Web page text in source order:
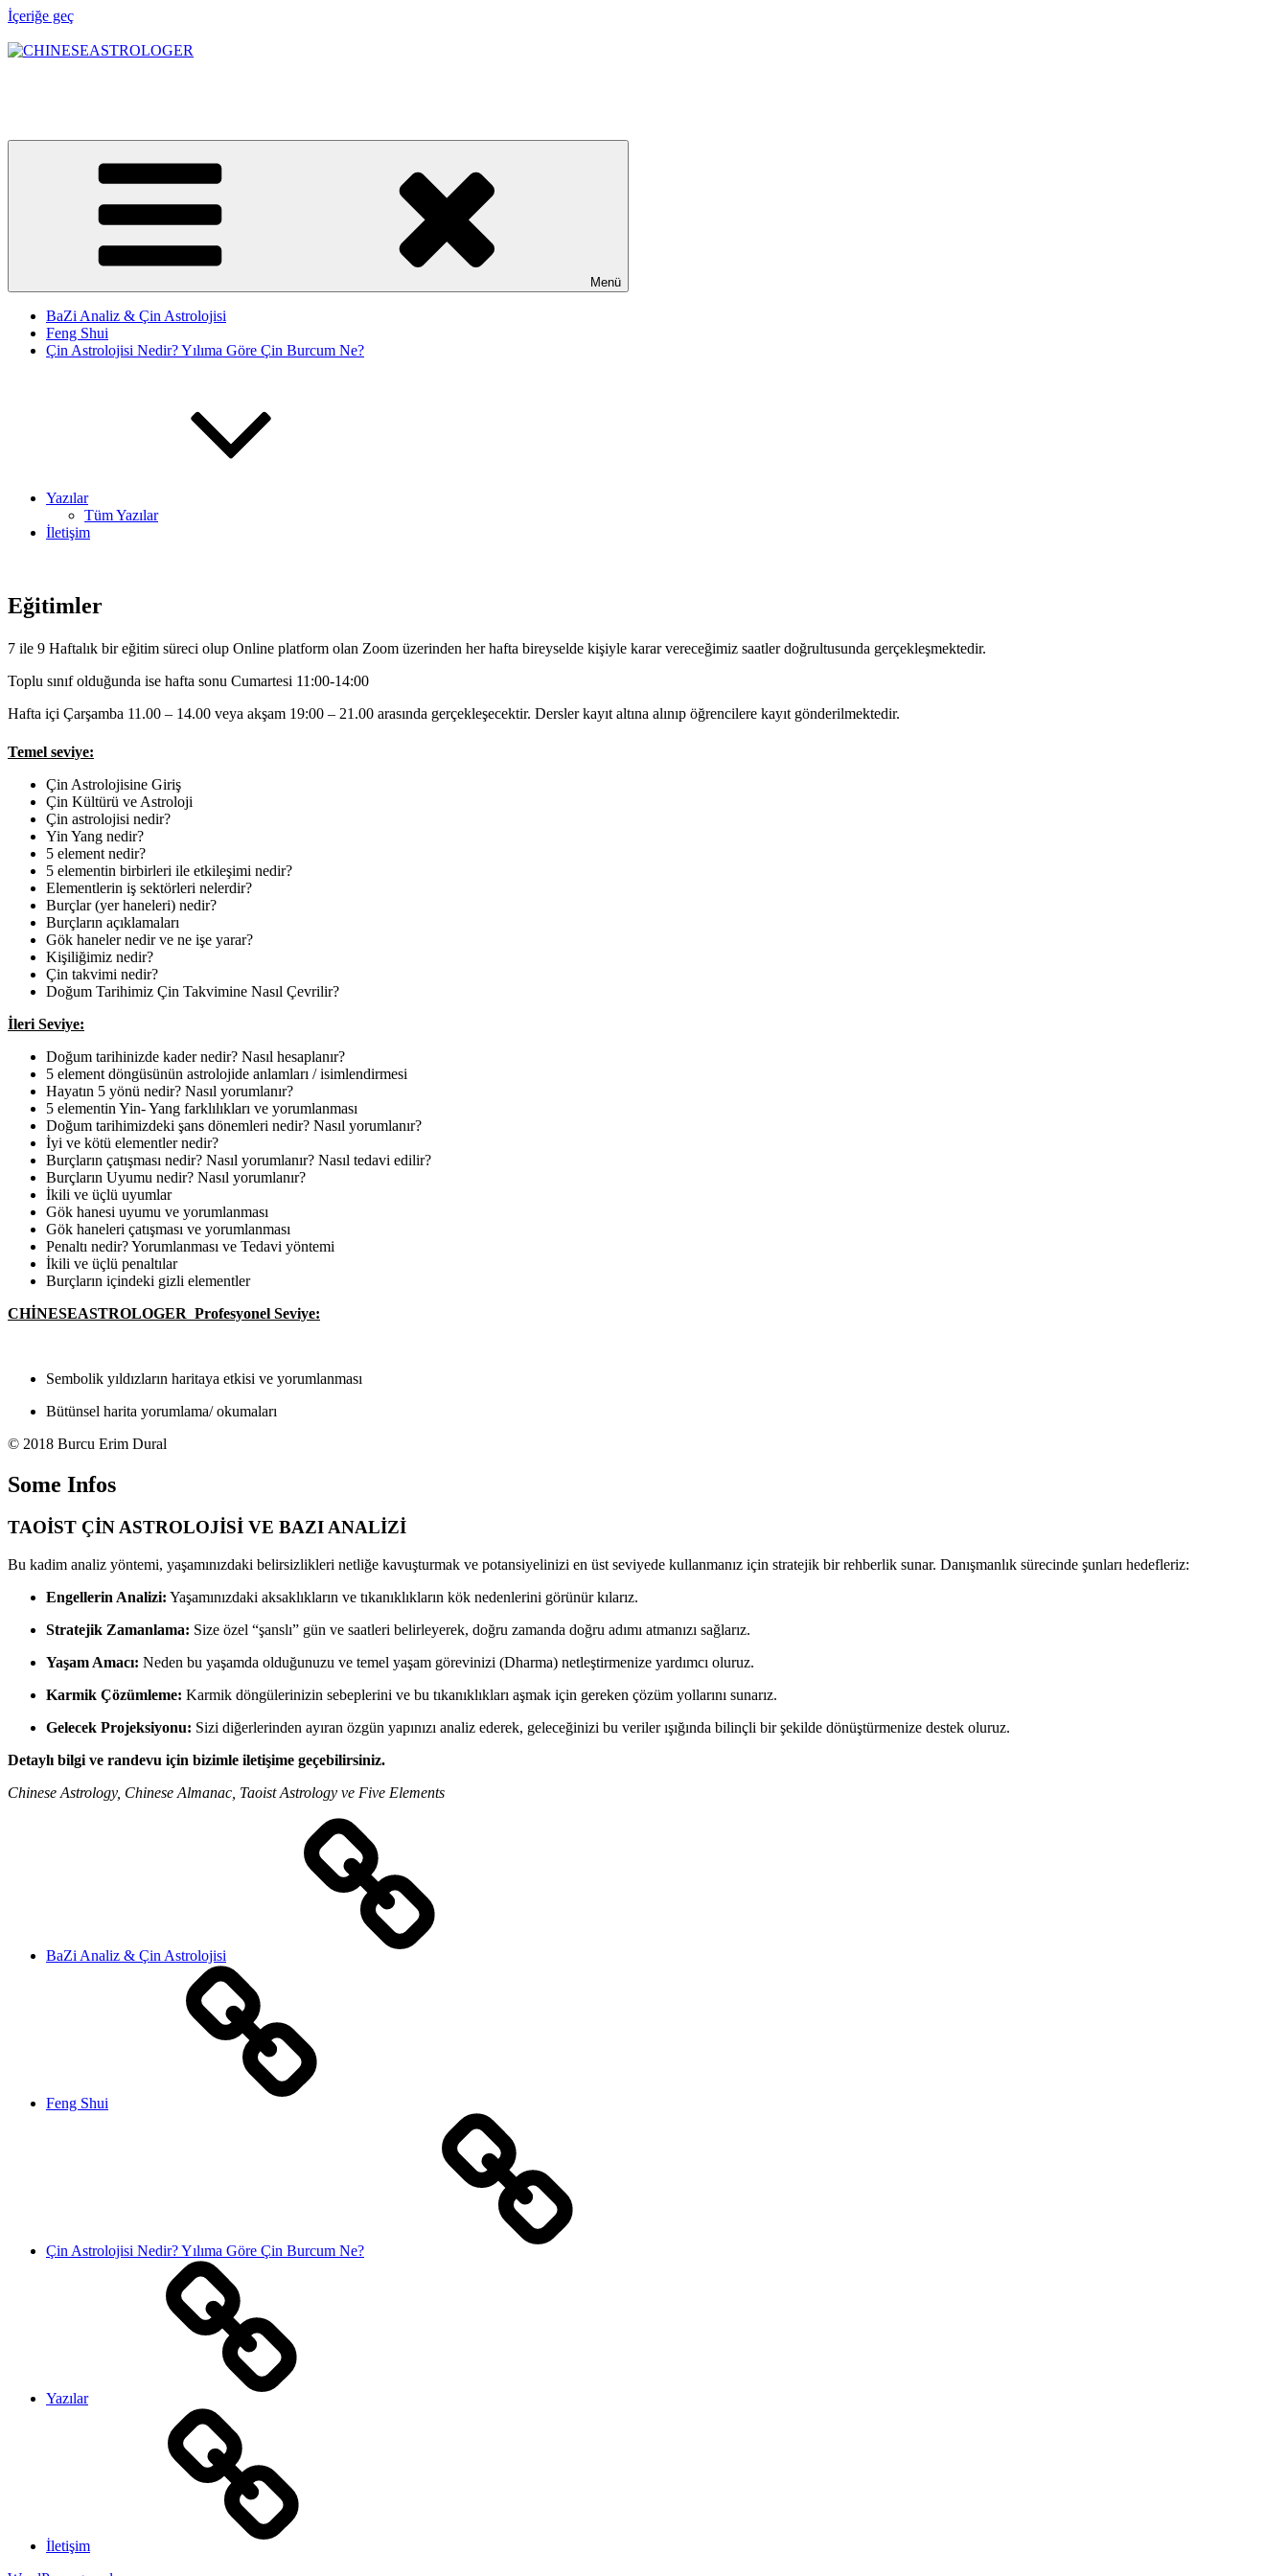
İçeriğe geç
Menü
BaZi Analiz & Çin Astrolojisi
Feng Shui
Çin Astrolojisi Nedir? Yılıma Göre Çin Burcum Ne?
Yazılar
Tüm Yazılar
İletişim
Eğitimler
7 ile 9 Haftalık bir eğitim süreci olup Online platform olan Zoom üzerinden her hafta bireyselde kişiyle karar vereceğimiz saatler doğrultusunda gerçekleşmektedir.
Toplu sınıf olduğunda ise hafta sonu Cumartesi 11:00-14:00
Hafta içi Çarşamba 11.00 – 14.00 veya akşam 19:00 – 21.00 arasında gerçekleşecektir. Dersler kayıt altına alınıp öğrencilere kayıt gönderilmektedir.
Temel seviye:
Çin Astrolojisine Giriş
Çin Kültürü ve Astroloji
Çin astrolojisi nedir?
Yin Yang nedir?
5 element nedir?
5 elementin birbirleri ile etkileşimi nedir?
Elementlerin iş sektörleri nelerdir?
Burçlar (yer haneleri) nedir?
Burçların açıklamaları
Gök haneler nedir ve ne işe yarar?
Kişiliğimiz nedir?
Çin takvimi nedir?
Doğum Tarihimiz Çin Takvimine Nasıl Çevrilir?
İleri Seviye:
Doğum tarihinizde kader nedir? Nasıl hesaplanır?
5 element döngüsünün astrolojide anlamları / isimlendirmesi
Hayatın 5 yönü nedir? Nasıl yorumlanır?
5 elementin Yin- Yang farklılıkları ve yorumlanması
Doğum tarihimizdeki şans dönemleri nedir? Nasıl yorumlanır?
İyi ve kötü elementler nedir?
Burçların çatışması nedir? Nasıl yorumlanır? Nasıl tedavi edilir?
Burçların Uyumu nedir? Nasıl yorumlanır?
İkili ve üçlü uyumlar
Gök hanesi uyumu ve yorumlanması
Gök haneleri çatışması ve yorumlanması
Penaltı nedir? Yorumlanması ve Tedavi yöntemi
İkili ve üçlü penaltılar
Burçların içindeki gizli elementler
CHİNESEASTROLOGER Profesyonel Seviye:
Sembolik yıldızların haritaya etkisi ve yorumlanması
Bütünsel harita yorumlama/ okumaları
© 2018 Burcu Erim Dural
Some Infos
TAOİST ÇİN ASTROLOJİSİ VE BAZI ANALİZİ
Bu kadim analiz yöntemi, yaşamınızdaki belirsizlikleri netliğe kavuşturmak ve potansiyelinizi en üst seviyede kullanmanız için stratejik bir rehberlik sunar. Danışmanlık sürecinde şunları hedefleriz:
Engellerin Analizi: Yaşamınızdaki aksaklıkların ve tıkanıklıkların kök nedenlerini görünür kılarız.
Stratejik Zamanlama: Size özel “şanslı” gün ve saatleri belirleyerek, doğru zamanda doğru adımı atmanızı sağlarız.
Yaşam Amacı: Neden bu yaşamda olduğunuzu ve temel yaşam görevinizi (Dharma) netleştirmenize yardımcı oluruz.
Karmik Çözümleme: Karmik döngülerinizin sebeplerini ve bu tıkanıklıkları aşmak için gereken çözüm yollarını sunarız.
Gelecek Projeksiyonu: Sizi diğerlerinden ayıran özgün yapınızı analiz ederek, geleceğinizi bu veriler ışığında bilinçli bir şekilde dönüştürmenize destek oluruz.
Detaylı bilgi ve randevu için bizimle iletişime geçebilirsiniz.
Chinese Astrology, Chinese Almanac, Taoist Astrology ve Five Elements
BaZi Analiz & Çin Astrolojisi
Feng Shui
Çin Astrolojisi Nedir? Yılıma Göre Çin Burcum Ne?
Yazılar
İletişim